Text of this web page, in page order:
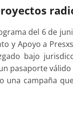
del 6 de
y Apoyo a
bajo
pasaporte
una campaña